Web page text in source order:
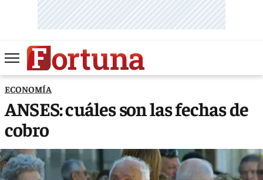
ECONOMÍA
ANSES: cuáles son las fechas de
cobro